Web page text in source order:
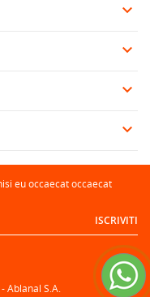




Ablanal S.A.
eu occaecat occaecat
ISCRIVITI